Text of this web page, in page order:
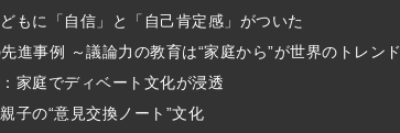
に「自信」と「自己肯定感」がついた
進事例 ～議論力の教育は“家庭から”が世界のトレンド
家庭でディベート文化が浸透
の“意見交換ノート”文化